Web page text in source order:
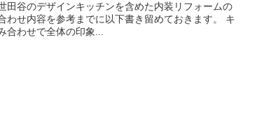
田谷のデザインキッチンを含めた内装リフォームの
わせ内容を参考までに以下書き留めておきます。 キ
合わせで全体の印象...